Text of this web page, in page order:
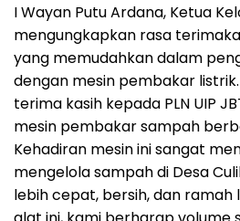
I Wayan Putu Ardana, Ketua
mengungkapkan rasa
yang memudahkan dalam
dengan mesin pembakar
terima kasih kepada PLN UIP
mesin pembakar sampah
Kehadiran mesin ini sangat
mengelola sampah di Desa
lebih cepat, bersih, dan ramah